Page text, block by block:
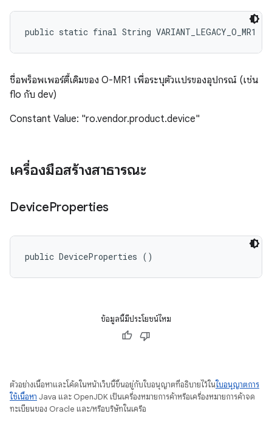
public static final String VARIANT_LEGACY_O_MR1
ชื่อพร็อพเพอร์ตี้เดิมของ O-MR1 เพื่อระบุตัวแปรของอุปกรณ์ (เช่น
flo กับ dev)
Constant Value: "ro.vendor.product.device"
เครื่องมือสร้างสาธารณะ
DeviceProperties
public DeviceProperties ()
ข้อมูลนี้มีประโยชน์ไหม
ตัวอย่างเนื้อหาและโค้ดในหน้าเว็บนี้ขึ้นอยู่กับใบอนุญาตที่อธิบายไว้ในใบอนุญาตการ
ใช้เนื้อหา Java และ OpenJDK เป็นเครื่องหมายการค้าหรือเครื่องหมายการค้าจด
ทะเบียนของ Oracle และ/หรือบริษัทในเครือ